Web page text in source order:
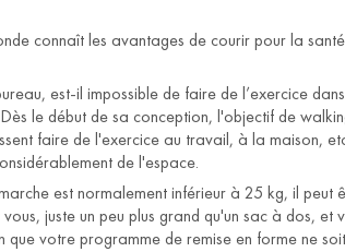
connaît les avantages de courir pour la
est-il impossible de faire de l’exercice
le début de sa conception, l'objectif de
faire de l'exercice au travail, à la maison,
de l'espace.
est normalement inférieur à 25 kg, il
juste un peu plus grand qu'un sac à dos,
votre programme de remise en forme ne